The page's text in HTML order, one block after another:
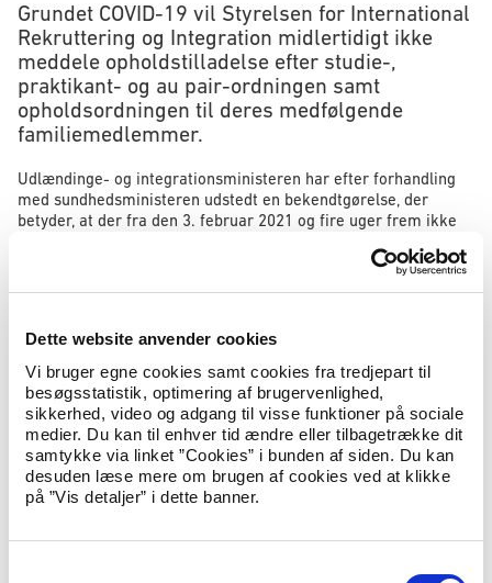
Dette website anvender cookies
Vi bruger egne cookies samt cookies fra tredjepart til
besøgsstatistik, optimering af brugervenlighed,
sikkerhed, video og adgang til visse funktioner på sociale
medier. Du kan til enhver tid ændre eller tilbagetrække dit
samtykke via linket ”Cookies” i bunden af siden. Du kan
desuden læse mere om brugen af cookies ved at klikke
på ”Vis detaljer” i dette banner.
Grundet COVID-19 vil Styrelsen for International
Rekruttering og Integration midlertidigt ikke
meddele opholdstilladelse efter studie-,
praktikant- og au pair-ordningen samt
opholdsordningen til deres medfølgende
familiemedlemmer.
Udlændinge- og integrationsministeren har efter forhandling
med sundhedsministeren udstedt en bekendtgørelse, der
betyder, at der fra den 3. februar 2021 og fire uger frem ikke
medmindre ansøgeren allerede har lovligt ophold på baggrund
medfølgende familie til disse grupper.
Det er vurderingen, at dette midlertidige tiltag er påkrævet for
at begrænse introduktionen af nye kendte og endnu ukendte
virusvarianter, da disse udgør en betydelig risiko for, at smitten
kan stige eksponentielt i de kommende måneder.
Bekendtgørelsen skal desuden ses i sammenhæng med de
skærpede rejserestriktioner, som blev indført den 9. januar
2021.
Udlændinge- og integrationsminister Mattias Tesfaye udtaler: